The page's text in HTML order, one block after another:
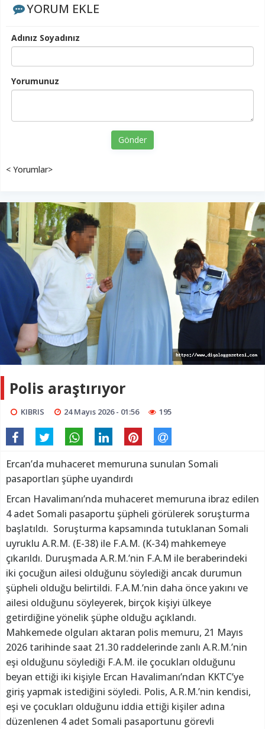
YORUM EKLE
Adınız Soyadınız
Yorumunuz
Gönder
< Yorumlar>
Polis araştırıyor
KIBRIS 24 Mayıs 2026 - 01:56 195
Ercan’da muhaceret memuruna sunulan Somali
pasaportları şüphe uyandırdı
Ercan Havalimanı’nda muhaceret memuruna ibraz edilen
4 adet Somali pasaportu şüpheli görülerek soruşturma
başlatıldı. Soruşturma kapsamında tutuklanan Somali
uyruklu A.R.M. (E-38) ile F.A.M. (K-34) mahkemeye
çıkarıldı. Duruşmada A.R.M.’nin F.A.M ile beraberindeki
iki çocuğun ailesi olduğunu söylediği ancak durumun
şüpheli olduğu belirtildi. F.A.M.’nin daha önce yakını ve
ailesi olduğunu söyleyerek, birçok kişiyi ülkeye
getirdiğine yönelik şüphe olduğu açıklandı.
Mahkemede olguları aktaran polis memuru, 21 Mayıs
2026 tarihinde saat 21.30 raddelerinde zanlı A.R.M.’nin
eşi olduğunu söylediği F.A.M. ile çocukları olduğunu
beyan ettiği iki kişiyle Ercan Havalimanı’ndan KKTC’ye
giriş yapmak istediğini söyledi. Polis, A.R.M.’nin kendisi,
eşi ve çocukları olduğunu iddia ettiği kişiler adına
düzenlenen 4 adet Somali pasaportunu görevli